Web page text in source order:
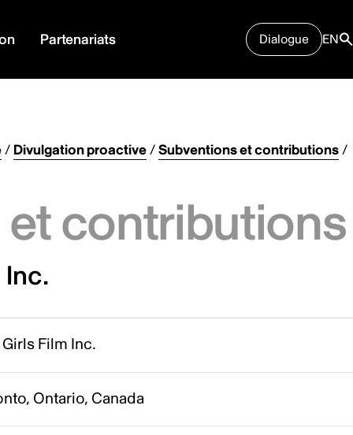
Partenariats Dialogue EN
/ Divulgation proactive/Subventions et contributions/
contributions
Inc.
Film Inc.
Ontario, Canada